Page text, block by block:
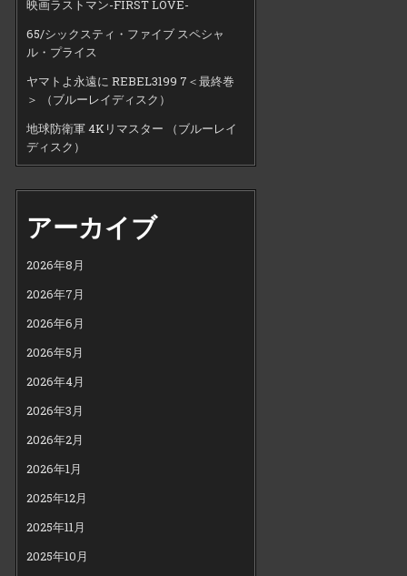
映画ラストマン-FIRST LOVE-
65/シックスティ・ファイブ スペシャ
ル・プライス
ヤマトよ永遠に REBEL3199 7＜最終巻
＞ （ブルーレイディスク）
地球防衛軍 4Kリマスター （ブルーレイ
ディスク）
アーカイブ
2026年8月
2026年7月
2026年6月
2026年5月
2026年4月
2026年3月
2026年2月
2026年1月
2025年12月
2025年11月
2025年10月